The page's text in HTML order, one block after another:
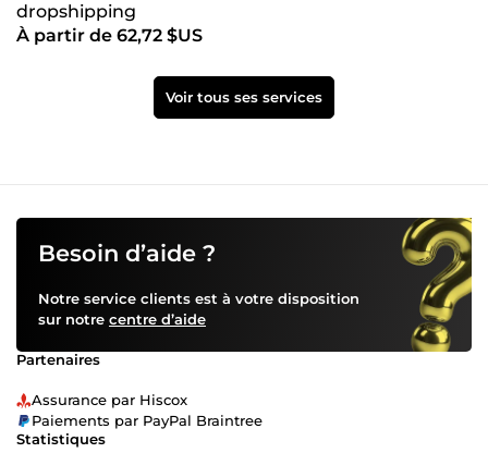
dropshipping
À partir de 62,72 $US
Voir tous ses services
Besoin d’aide ?
Notre service clients est à votre disposition
sur notre centre d’aide
Partenaires
Assurance par Hiscox
Paiements par PayPal Braintree
Statistiques